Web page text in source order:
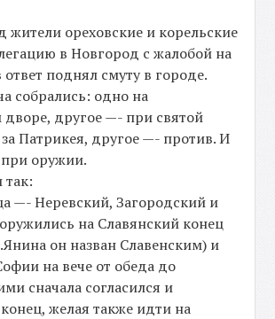
жители ореховские и корельские
в Новгород с жалобой на
ответ поднял смуту в городе.
собрались: одно на
дворе, другое —- при святой
Патрикея, другое —- против. И
оружии.
так:
—- Неревский, Загородский и
на Славянский конец
он назван Славенским) и
на вече от обеда до
сначала согласился и
желая также идти на